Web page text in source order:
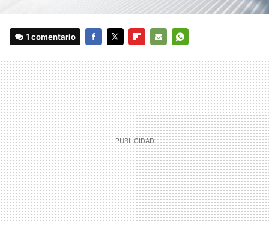
1 comentario
MAIL